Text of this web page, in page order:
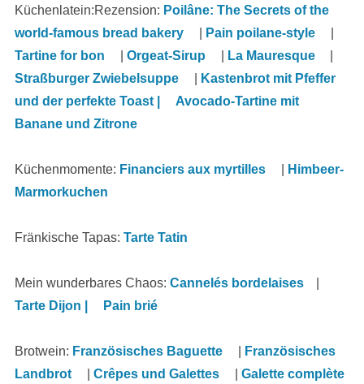
Küchenlatein:Rezension: Poilâne: The Secrets of the
world-famous bread bakery
Pain poilane-style
Tartine for bon
Orgeat-Sirup La Mauresque
Straßburger Zwiebelsuppe
Kastenbrot mit Pfeffer
und der perfekte Toast |
Avocado-Tartine mit
Banane und Zitrone
Küchenmomente: Financiers aux myrtilles
Himbeer-
Marmorkuchen
Fränkische Tapas: Tarte Tatin
Mein wunderbares Chaos: Cannelés bordelaises
Tarte Dijon |
Pain brié
Brotwein: Französisches Baguette
Französisches
Landbrot
Crêpes und Galettes Galette complète